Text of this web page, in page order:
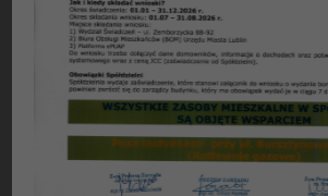
Protokół Nr 49
z posiedzenia Zarządu
Mieszkaniowej „Czuby” w
odbytego w dniu 29.11.
Obecni:
– Prezes Zarządu –Ryszard Burski
– Zastępca prezesa ds.